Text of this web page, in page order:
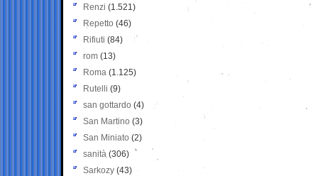
Renzi (1.521)
Repetto (46)
Rifiuti (84)
rom (13)
Roma (1.125)
Rutelli (9)
san gottardo (4)
San Martino (3)
San Miniato (2)
sanità (306)
Sarkozy (43)